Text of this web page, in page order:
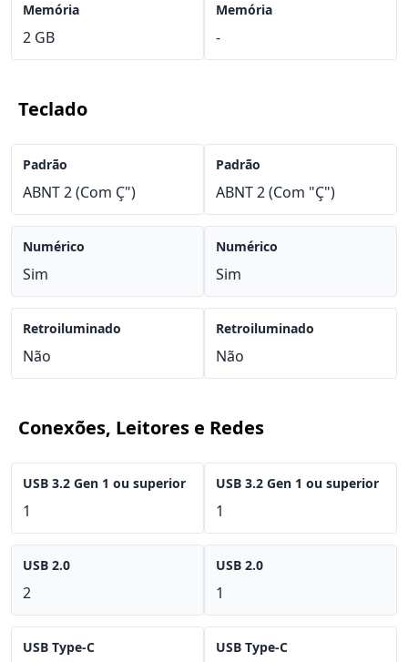
Memória
2 GB
Memória
-
Teclado
Padrão
ABNT 2 (Com Ç")
Numérico
Sim
Retroiluminado
Não
Padrão
ABNT 2 (Com "Ç")
Numérico
Sim
Retroiluminado
Não
Conexões, Leitores e Redes
USB 3.2 Gen 1 ou superior
1
USB 2.0
2
USB Type-C
USB 3.2 Gen 1 ou superior
1
USB 2.0
1
USB Type-C